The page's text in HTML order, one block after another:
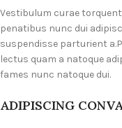
Vestibulum curae
penatibus nunc dui
suspendisse parturient
lectus quam a natoque
fames nunc natoque dui.
ADIPISCING